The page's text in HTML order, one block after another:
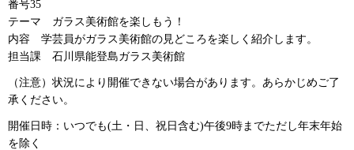
番号35
テーマ
ガラス美術館を楽しもう！
内容
学芸員がガラス美術館の見どころを楽しく紹介します。
担当課
石川県能登島ガラス美術館
（注意）状況により開催できない場合があります。あらかじめご了
承ください。
開催日時：いつでも(土・日、祝日含む)午後9時までただし年末年始
を除く